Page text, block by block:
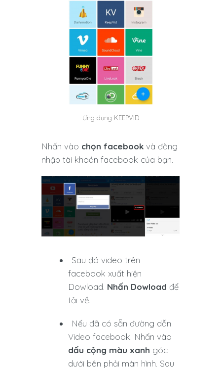
Ứng dụng KEEPVID
Nhấn vào chọn facebook và đăng
nhập tài khoản facebook của bạn.
Sau đó video trên
facebook xuất hiện
Dowload. Nhấn Dowload để
tải về.
Nếu đã có sẵn đường dẫn
Video facebook. Nhấn vào
dấu cộng màu xanh góc
dưới bên phải màn hình. Sau